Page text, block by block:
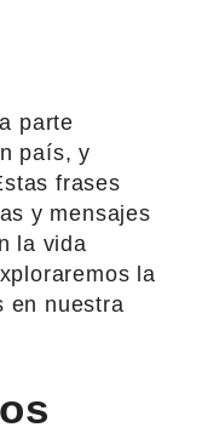
parte
país, y
frases
y mensajes
la vida
la
en nuestra